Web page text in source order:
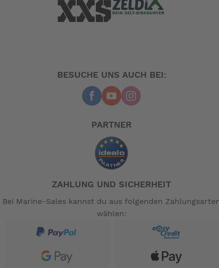
BESUCHE UNS AUCH BEI:
PARTNER
ZAHLUNG UND SICHERHEIT
Bei Marine-Sales kannst du aus folgenden
wählen: